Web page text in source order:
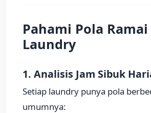
Pahami Pola
Laundry
1. Analisis Jam Sibuk
Setiap laundry punya pola
umumnya: